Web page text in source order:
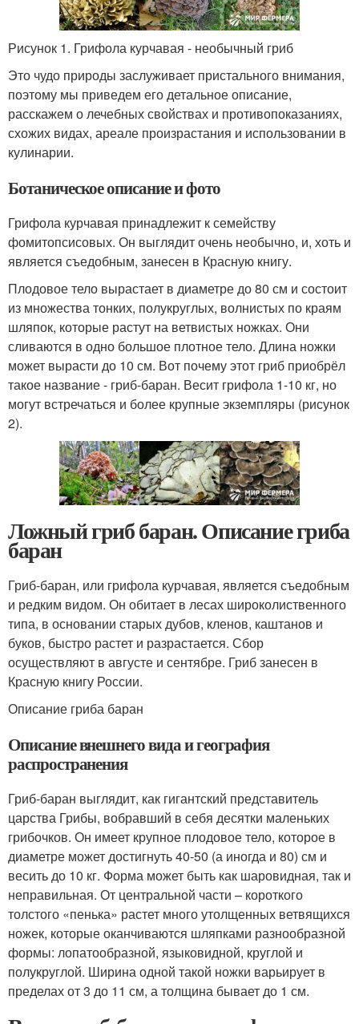
Рисунок 1. Грифола курчавая - необычный гриб
Это чудо природы заслуживает пристального внимания,
поэтому мы приведем его детальное описание,
расскажем о лечебных свойствах и противопоказаниях,
схожих видах, ареале произрастания и использовании в
кулинарии.
Ботаническое описание и фото
Грифола курчавая принадлежит к семейству
фомитопсисовых. Он выглядит очень необычно, и, хоть и
является съедобным, занесен в Красную книгу.
Плодовое тело вырастает в диаметре до 80 см и состоит
из множества тонких, полукруглых, волнистых по краям
шляпок, которые растут на ветвистых ножках. Они
сливаются в одно большое плотное тело. Длина ножки
может вырасти до 10 см. Вот почему этот гриб приобрёл
такое название - гриб-баран. Весит грифола 1-10 кг, но
могут встречаться и более крупные экземпляры (рисунок
2).
Ложный гриб баран. Описание гриба
баран
Гриб-баран, или грифола курчавая, является съедобным
и редким видом. Он обитает в лесах широколиственного
типа, в основании старых дубов, кленов, каштанов и
буков, быстро растет и разрастается. Сбор
осуществляют в августе и сентябре. Гриб занесен в
Красную книгу России.
Описание гриба баран
Описание внешнего вида и география
распространения
Гриб-баран выглядит, как гигантский представитель
царства Грибы, вобравший в себя десятки маленьких
грибочков. Он имеет крупное плодовое тело, которое в
диаметре может достигнуть 40-50 (а иногда и 80) см и
весить до 10 кг. Форма может быть как шаровидная, так и
неправильная. От центральной части – короткого
толстого «пенька» растет много утолщенных ветвящихся
ножек, которые оканчиваются шляпками разнообразной
формы: лопатообразной, языковидной, круглой и
полукруглой. Ширина одной такой ножки варьирует в
пределах от 3 до 11 см, а толщина бывает до 1 см.